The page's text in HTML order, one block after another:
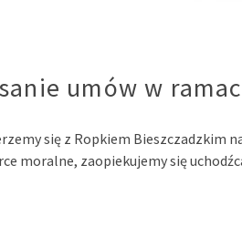
umów w
się z Ropkiem Bieszczadzkim
moralne, zaopiekujemy się